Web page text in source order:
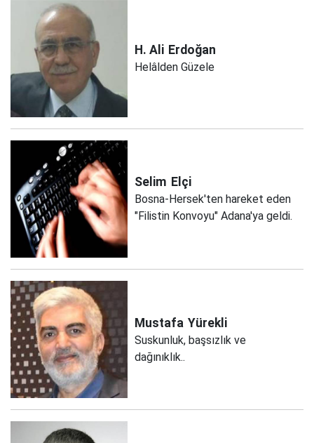
H. Ali Erdoğan
Helâlden Güzele
Selim Elçi
Bosna-Hersek'ten hareket eden
"Filistin Konvoyu" Adana'ya geldi.
Mustafa Yürekli
Suskunluk, başsızlık ve
dağınıklık..